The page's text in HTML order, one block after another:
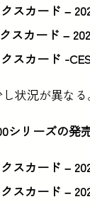
スカード –
スカード –
スカード -
状況が異なる
シリーズの発
スカード –
スカード –